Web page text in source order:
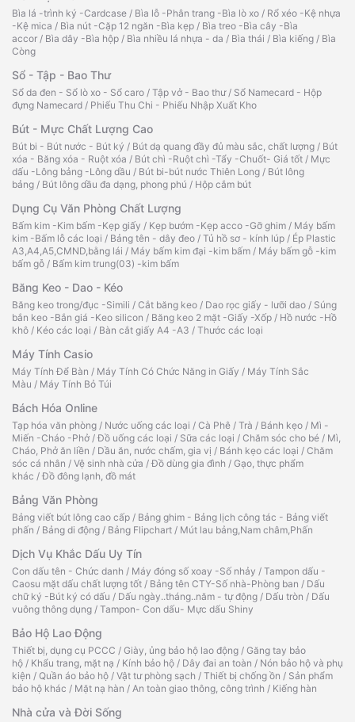
Bìa lá -trình ký -Cardcase / Bìa lỗ -Phân trang -Bìa lò xo / Rổ xéo -Kệ nhựa
-Kệ mica / Bìa nút -Cặp 12 ngăn -Bìa kẹp / Bìa treo -Bìa cây -Bìa
accor / Bìa dây -Bìa hộp / Bìa nhiều lá nhựa - da / Bìa thái / Bìa kiếng / Bìa
Còng
Sổ - Tập - Bao Thư
Sổ da đen - Sổ lò xo - Sổ caro / Tập vở - Bao thư/ Sổ Namecard - Hộp
đựng Namecard / Phiếu Thu Chi - Phiếu Nhập Xuất Kho
Bút - Mực Chất Lượng Cao
Bút bi - Bút nước - Bút ký / Bút dạ quang đầy đủ màu sắc, chất lượng / Bút
xóa - Băng xóa - Ruột xóa / Bút chì -Ruột chì -Tẩy -Chuốt- Giá tốt / Mực
dấu -Lông bảng -Lông dầu / Bút bi-bút nước Thiên Long / Bút lông
bảng / Bút lông dầu đa dạng, phong phú / Hộp cắm bút
Dụng Cụ Văn Phòng Chất Lượng
Bấm kim -Kim bấm -Kẹp giấy / Kẹp bướm -Kẹp acco -Gỡ ghim / Máy bấm
kim -Bấm lỗ các loại / Bảng tên - dây đeo / Tủ hồ sơ - kính lúp / Ép Plastic
A3,A4,A5,CMND,bằng lái / Máy bấm kim đại -kim bấm / Máy bấm gỗ -kim
bấm gỗ / Bấm kim trung(03) -kim bấm
Băng Keo - Dao - Kéo
Băng keo trong/đục -Simili / Cắt băng keo / Dao rọc giấy - lưỡi dao / Súng
bắn keo -Bắn giá -Keo silicon / Băng keo 2 mặt -Giấy -Xốp / Hồ nước -Hồ
khô / Kéo các loại / Bàn cắt giấy A4 -A3 / Thước các loại
Máy Tính Casio
Máy Tính Để Bàn / Máy Tính Có Chức Năng in Giấy / Máy Tính Sắc
Màu / Máy Tính Bỏ Túi
Bách Hóa Online
Tạp hóa văn phòng / Nước uống các loại / Cà Phê / Trà / Bánh kẹo / Mì -
Miến -Cháo -Phở /Đồ uống các loại / Sữa các loại / Chăm sóc cho bé / Mì,
Cháo, Phở ăn liền / Dầu ăn, nước chấm, gia vị / Bánh kẹo các loại / Chăm
sóc cá nhân / Vệ sinh nhà cửa /Đồ dùng gia đình / Gạo, thực phẩm
khác /Đồ đông lạnh, đồ mát
Bảng Văn Phòng
Bảng viết bút lông cao cấp / Bảng ghim - Bảng lịch công tác - Bảng viết
phấn / Bảng di động / Bảng Flipchart / Mút lau bảng,Nam châm,Phấn
Dịch Vụ Khắc Dấu Uy Tín
Con dấu tên - Chức danh / Máy đóng số xoay -Số nhảy / Tampon dấu -
Caosu mặt dấu chất lượng tốt / Bảng tên CTY-Số nhà-Phòng ban / Dấu
chữ ký -Bút ký có dấu / Dấu ngày..tháng..năm - tự động / Dấu tròn / Dấu
vuông thông dụng / Tampon- Con dấu- Mực dấu Shiny
Bảo Hộ Lao Động
Thiết bị, dụng cụ PCCC / Giày, ủng bảo hộ lao động / Găng tay bảo
hộ / Khẩu trang, mặt nạ / Kính bảo hộ / Dây đai an toàn / Nón bảo hộ và phụ
kiện / Quần áo bảo hộ / Vật tư phòng sạch / Thiết bị chống ồn / Sản phẩm
bảo hộ khác / Mặt nạ hàn / An toàn giao thông, công trình / Kiếng hàn
Nhà cửa và Đời Sống